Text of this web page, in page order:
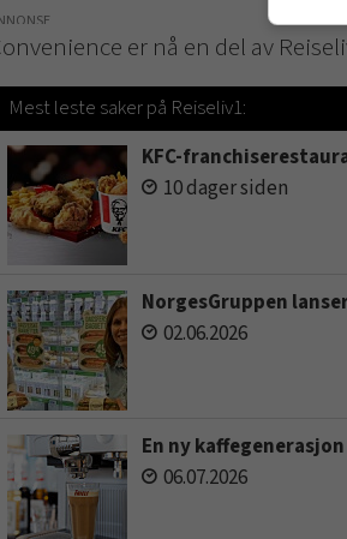
er nå en del av
Mest leste saker på Reiseliv1:
KFC-
10 dager siden
NorgesGruppen
02.06.2026
En ny kaffegenerasjon
06.07.2026